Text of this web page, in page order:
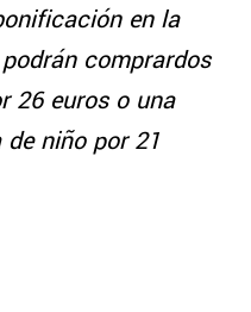
en la
comprardos
26 euros o una
niño por 21